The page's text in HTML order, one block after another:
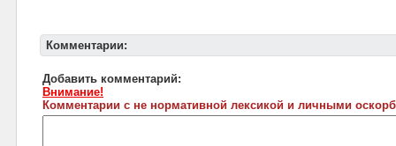
Комментарии:
Добавить комментарий:
Внимание!
Комментарии с не нормативной лексикой и личными